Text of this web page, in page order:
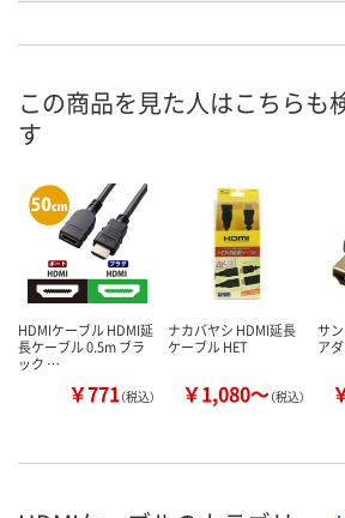
カゴへ
この商品を見た人はこちらも
す
HDMIケーブル HDMI延
長ケーブル 0.5m ブラ
ック …
￥771（税込）
ナカバヤシ HDMI延長
ケーブル HET
￥1,080～（税込）
サ
ア